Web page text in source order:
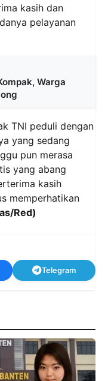
kasih dan
pelayanan
Warga
TNI peduli dengan
yang sedang
pun merasa
yang abang
kasih
memperhatikan
Red)
Telegram